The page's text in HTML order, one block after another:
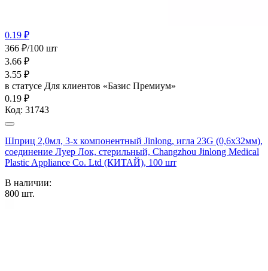
0.19 ₽
366 ₽/100 шт
3.66 ₽
3.55 ₽
в статусе Для клиентов «Базис Премиум»
0.19 ₽
Код: 31743
Шприц 2,0мл, 3-х компонентный Jinlong, игла 23G (0,6х32мм),
соединение Луер Лок, стерильный, Changzhou Jinlong Medical
Plastic Appliance Co. Ltd (КИТАЙ), 100 шт
В наличии:
800 шт.